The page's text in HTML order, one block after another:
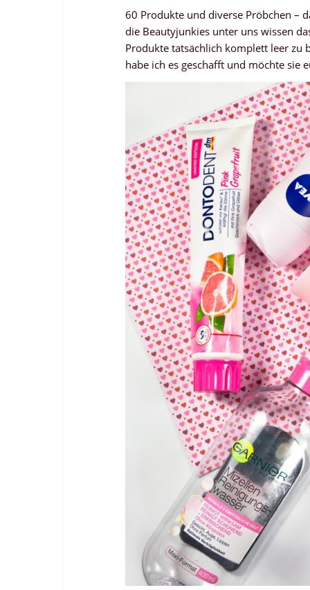
60 Produkte und diverse Pröbchen –
die Beautyjunkies unter uns wissen
Produkte tatsächlich komplett leer zu
habe ich es geschafft und möchte sie